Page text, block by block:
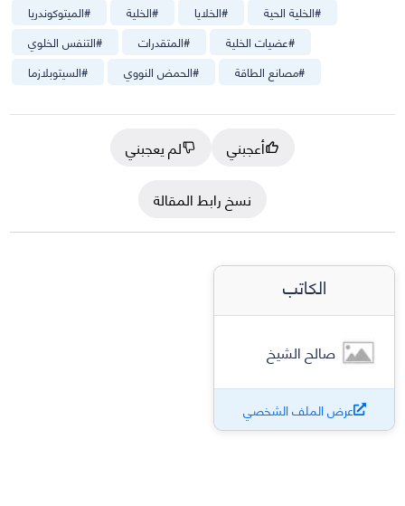
#الميتوكوندريا #الخلية #الخلايا #الخلية الحية
#التنفس الخلوي #المتقدرات #عضيات الخلية
#السيتوبلازما #الحمض النووي #مصانع الطاقة
أعجبني
لم يعجبني
نسخ رابط المقالة
الكاتب
صالح الشيخ
عرض الملف الشخصي